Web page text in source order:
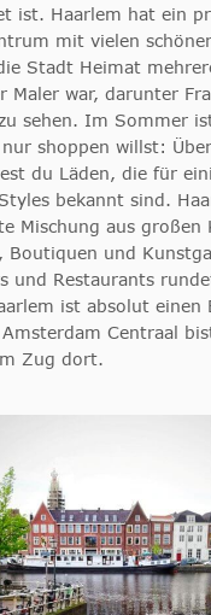
ist. Haarlem hat ein
mit vielen
Stadt Heimat
Maler war, darunter
sehen. Im Sommer
shoppen willst:
du Läden, die für
bekannt sind.
Mischung aus großen
Boutiquen und
und Restaurants
ist absolut einen
Centraal
Zug dort.